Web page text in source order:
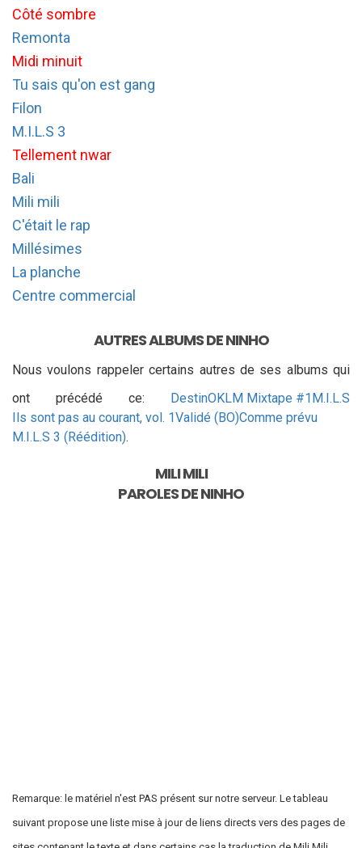
Côté sombre
Remonta
Midi minuit
Tu sais qu'on est gang
Filon
M.I.L.S 3
Tellement nwar
Bali
Mili mili
C'était le rap
Millésimes
La planche
Centre commercial
AUTRES ALBUMS DE NINHO
Nous voulons rappeler certains autres de ses albums qui
ont précédé ce: DestinOKLM Mixtape #1M.I.L.S
Ils sont pas au courant, vol. 1Validé (BO)Comme prévu
M.I.L.S 3 (Réédition).
MILI MILI
PAROLES DENINHO
Remarque: le matériel n'est PAS présent sur notre serveur. Le tableau
suivant propose une liste mise à jour de liens directs vers des pages de